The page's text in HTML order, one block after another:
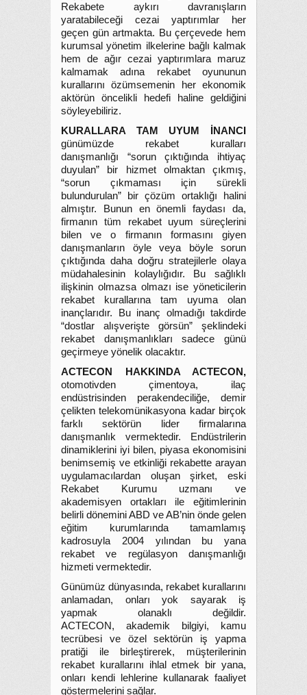
Rekabete aykırı davranışların
yaratabileceği cezai yaptırımlar her
geçen gün artmakta. Bu çerçevede hem
kurumsal yönetim ilkelerine bağlı kalmak
hem de ağır cezai yaptırımlara maruz
kalmamak adına rekabet oyununun
kurallarını özümsemenin her ekonomik
aktörün öncelikli hedefi haline geldiğini
söyleyebiliriz.
KURALLARA TAM UYUM İNANCI
günümüzde rekabet kuralları
danışmanlığı “sorun çıktığında ihtiyaç
duyulan” bir hizmet olmaktan çıkmış,
“sorun çıkmaması için sürekli
bulundurulan” bir çözüm ortaklığı halini
almıştır. Bunun en önemli faydası da,
firmanın tüm rekabet uyum süreçlerini
bilen ve o firmanın formasını giyen
danışmanların öyle veya böyle sorun
çıktığında daha doğru stratejilerle olaya
müdahalesinin kolaylığıdır. Bu sağlıklı
ilişkinin olmazsa olmazı ise yöneticilerin
rekabet kurallarına tam uyuma olan
inançlarıdır. Bu inanç olmadığı takdirde
“dostlar alışverişte görsün” şeklindeki
rekabet danışmanlıkları sadece günü
geçirmeye yönelik olacaktır.
ACTECON HAKKINDA ACTECON,
otomotivden çimentoya, ilaç
endüstrisinden perakendeciliğe, demir
çelikten telekomünikasyona kadar birçok
farklı sektörün lider firmalarına
danışmanlık vermektedir. Endüstrilerin
dinamiklerini iyi bilen, piyasa ekonomisini
benimsemiş ve etkinliği rekabette arayan
uygulamacılardan oluşan şirket, eski
Rekabet Kurumu uzmanı ve
akademisyen ortakları ile eğitimlerinin
belirli dönemini ABD ve AB’nin önde gelen
eğitim kurumlarında tamamlamış
kadrosuyla 2004 yılından bu yana
rekabet ve regülasyon danışmanlığı
hizmeti vermektedir.
Günümüz dünyasında, rekabet kurallarını
anlamadan, onları yok sayarak iş
yapmak olanaklı değildir.
ACTECON, akademik bilgiyi, kamu
tecrübesi ve özel sektörün iş yapma
pratiği ile birleştirerek, müşterilerinin
rekabet kurallarını ihlal etmek bir yana,
onları kendi lehlerine kullanarak faaliyet
göstermelerini sağlar.